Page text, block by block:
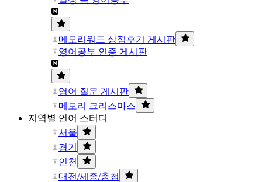
메모리워드 상점후기 게시판
영어공부 인증 게시판
영어 질문 게시판
메모리 크리스마스
지역별 언어 스터디
서울
경기
인천
대전/세종/충청